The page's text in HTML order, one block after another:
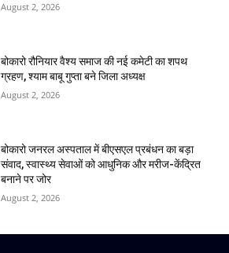
August 2, 2026
बोकारो रौनियार वैश्य समाज की नई कमेटी का शपथ
ग्रहण, श्याम बाबू गुप्ता बने जिला अध्यक्ष
August 2, 2026
बोकारो जनरल अस्पताल में बीएसएल प्रबंधन का बड़ा
संवाद, स्वास्थ्य सेवाओं को आधुनिक और मरीज-केंद्रित
बनाने पर जोर
August 2, 2026